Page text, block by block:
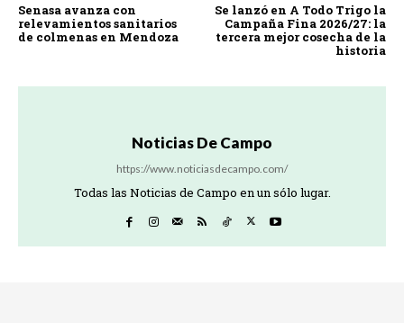
Senasa avanza con
relevamientos sanitarios
de colmenas en Mendoza
Se lanzó en A Todo Trigo la
Campaña Fina 2026/27: la
tercera mejor cosecha de la
historia
Noticias De Campo
https://www.noticiasdecampo.com/
Todas las Noticias de Campo en un sólo lugar.